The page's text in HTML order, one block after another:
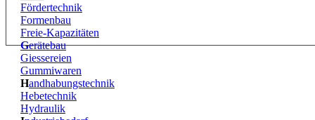
Fördertechnik
Formenbau
Freie-Kapazitäten
Gerätebau
Giessereien
Gummiwaren
Handhabungstechnik
Hebetechnik
Hydraulik